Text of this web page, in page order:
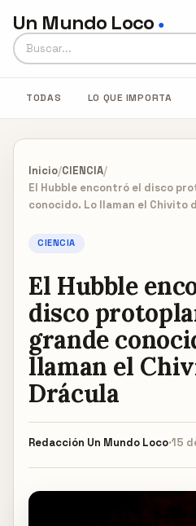
Un Mundo Loco ●
Buscar en Un Mundo Loco
TODAS LO QUE IMPORTA
Inicio/CIENCIA/
El Hubble encontró el disco
conocido. Lo llaman el Chivito
CIENCIA
El Hubble
disco
grande
llaman el
Drácula
Redacción Un Mundo Loco·15